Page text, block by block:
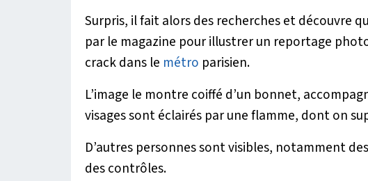
Surpris, il fait alors des recherches et découvre
par le magazine pour illustrer un reportage
crack dans le métro parisien.
L’image le montre coiffé d’un bonnet,
visages sont éclairés par une flamme, dont on
D’autres personnes sont visibles, notamment
des contrôles.